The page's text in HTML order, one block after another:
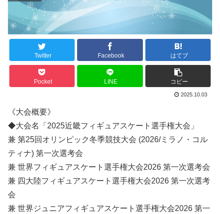
Twitter Facebook はてブ
Pocket LINE コピー
2025.10.03
《大会概要》
◆大会名「2025近畿フィギュアスケート選手権大会」
兼 第25回オリンピック冬季競技大会 (2026/ミラノ・コル
ティナ) 第一次選考会
兼 世界フィギュアスケート選手権大会2026 第一次選考会
兼 四大陸フィギュアスケート選手権大会2026 第一次選考
会
兼 世界ジュニアフィギュアスケート選手権大会2026 第一